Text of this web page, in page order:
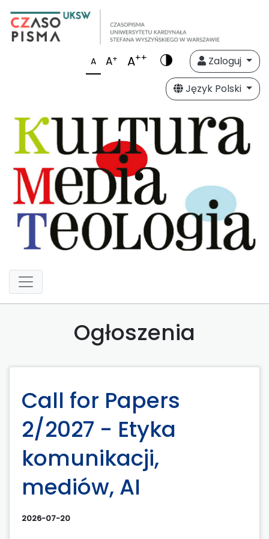
A A+ A++
Zaloguj
Język Polski
Ogłoszenia
Call for Papers
2/2027 - Etyka
komunikacji,
mediów, AI
2026-07-20